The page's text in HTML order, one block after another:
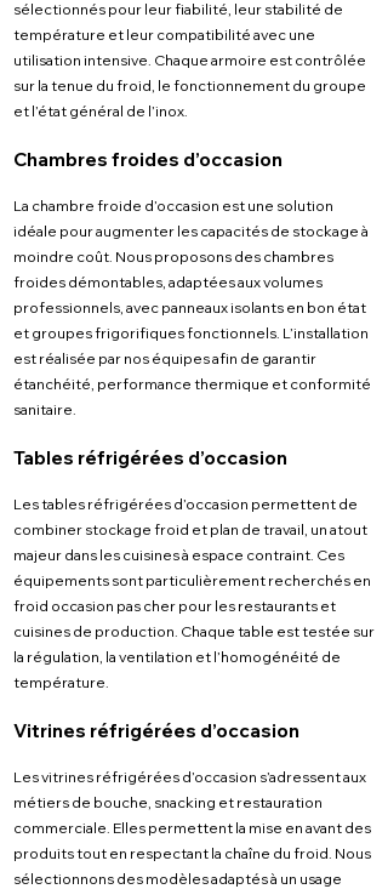
sélectionnés pour leur fiabilité, leur stabilité de
température et leur compatibilité avec une
utilisation intensive. Chaque armoire est contrôlée
sur la tenue du froid, le fonctionnement du groupe
et l’état général de l’inox.
Chambres froides d’occasion
La chambre froide d’occasion est une solution
idéale pour augmenter les capacités de stockage à
moindre coût. Nous proposons des chambres
froides démontables, adaptées aux volumes
professionnels, avec panneaux isolants en bon état
et groupes frigorifiques fonctionnels. L’installation
est réalisée par nos équipes afin de garantir
étanchéité, performance thermique et conformité
sanitaire.
Tables réfrigérées d’occasion
Les tables réfrigérées d’occasion permettent de
combiner stockage froid et plan de travail, un atout
majeur dans les cuisines à espace contraint. Ces
équipements sont particulièrement recherchés en
froid occasion pas cher pour les restaurants et
cuisines de production. Chaque table est testée sur
la régulation, la ventilation et l’homogénéité de
température.
Vitrines réfrigérées d’occasion
Les vitrines réfrigérées d’occasion s’adressent aux
métiers de bouche, snacking et restauration
commerciale. Elles permettent la mise en avant des
produits tout en respectant la chaîne du froid. Nous
sélectionnons des modèles adaptés à un usage